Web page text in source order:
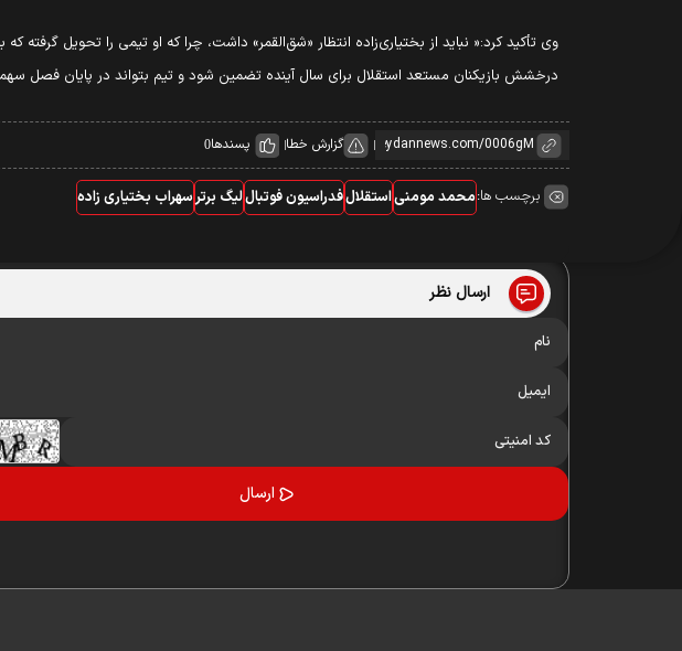
وی تأکید کرد:« نباید از بختیاری‌زاده انتظار «شق‌القمر» داشت، چرا که او تیمی را تحویل گرفته
درخشش بازیکنان مستعد استقلال برای سال آینده تضمین شود و تیم بتواند در پایان فصل
گزارش خطا پسندها0
برچسب ها:محمد مومنیاستقلالفدراسیون فوتباللیگ برترسهراب بختیاری زاده
ارسال نظر